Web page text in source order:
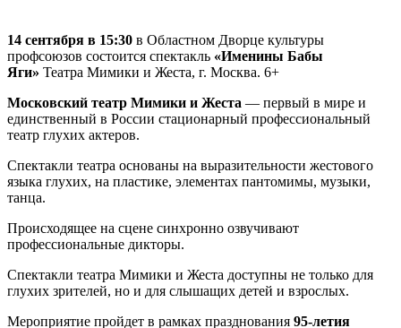
14 сентября в 15:30 в Областном Дворце культуры
профсоюзов состоится спектакль «Именины Бабы
Яги» Театра Мимики и Жеста, г. Москва. 6+
Московский театр Мимики и Жеста — первый в мире и
единственный в России стационарный профессиональный
театр глухих актеров.
Спектакли театра основаны на выразительности жестового
языка глухих, на пластике, элементах пантомимы, музыки,
танца.
Происходящее на сцене синхронно озвучивают
профессиональные дикторы.
Спектакли театра Мимики и Жеста доступны не только для
глухих зрителей, но и для слышащих детей и взрослых.
Мероприятие пройдет в рамках празднования 95-летия